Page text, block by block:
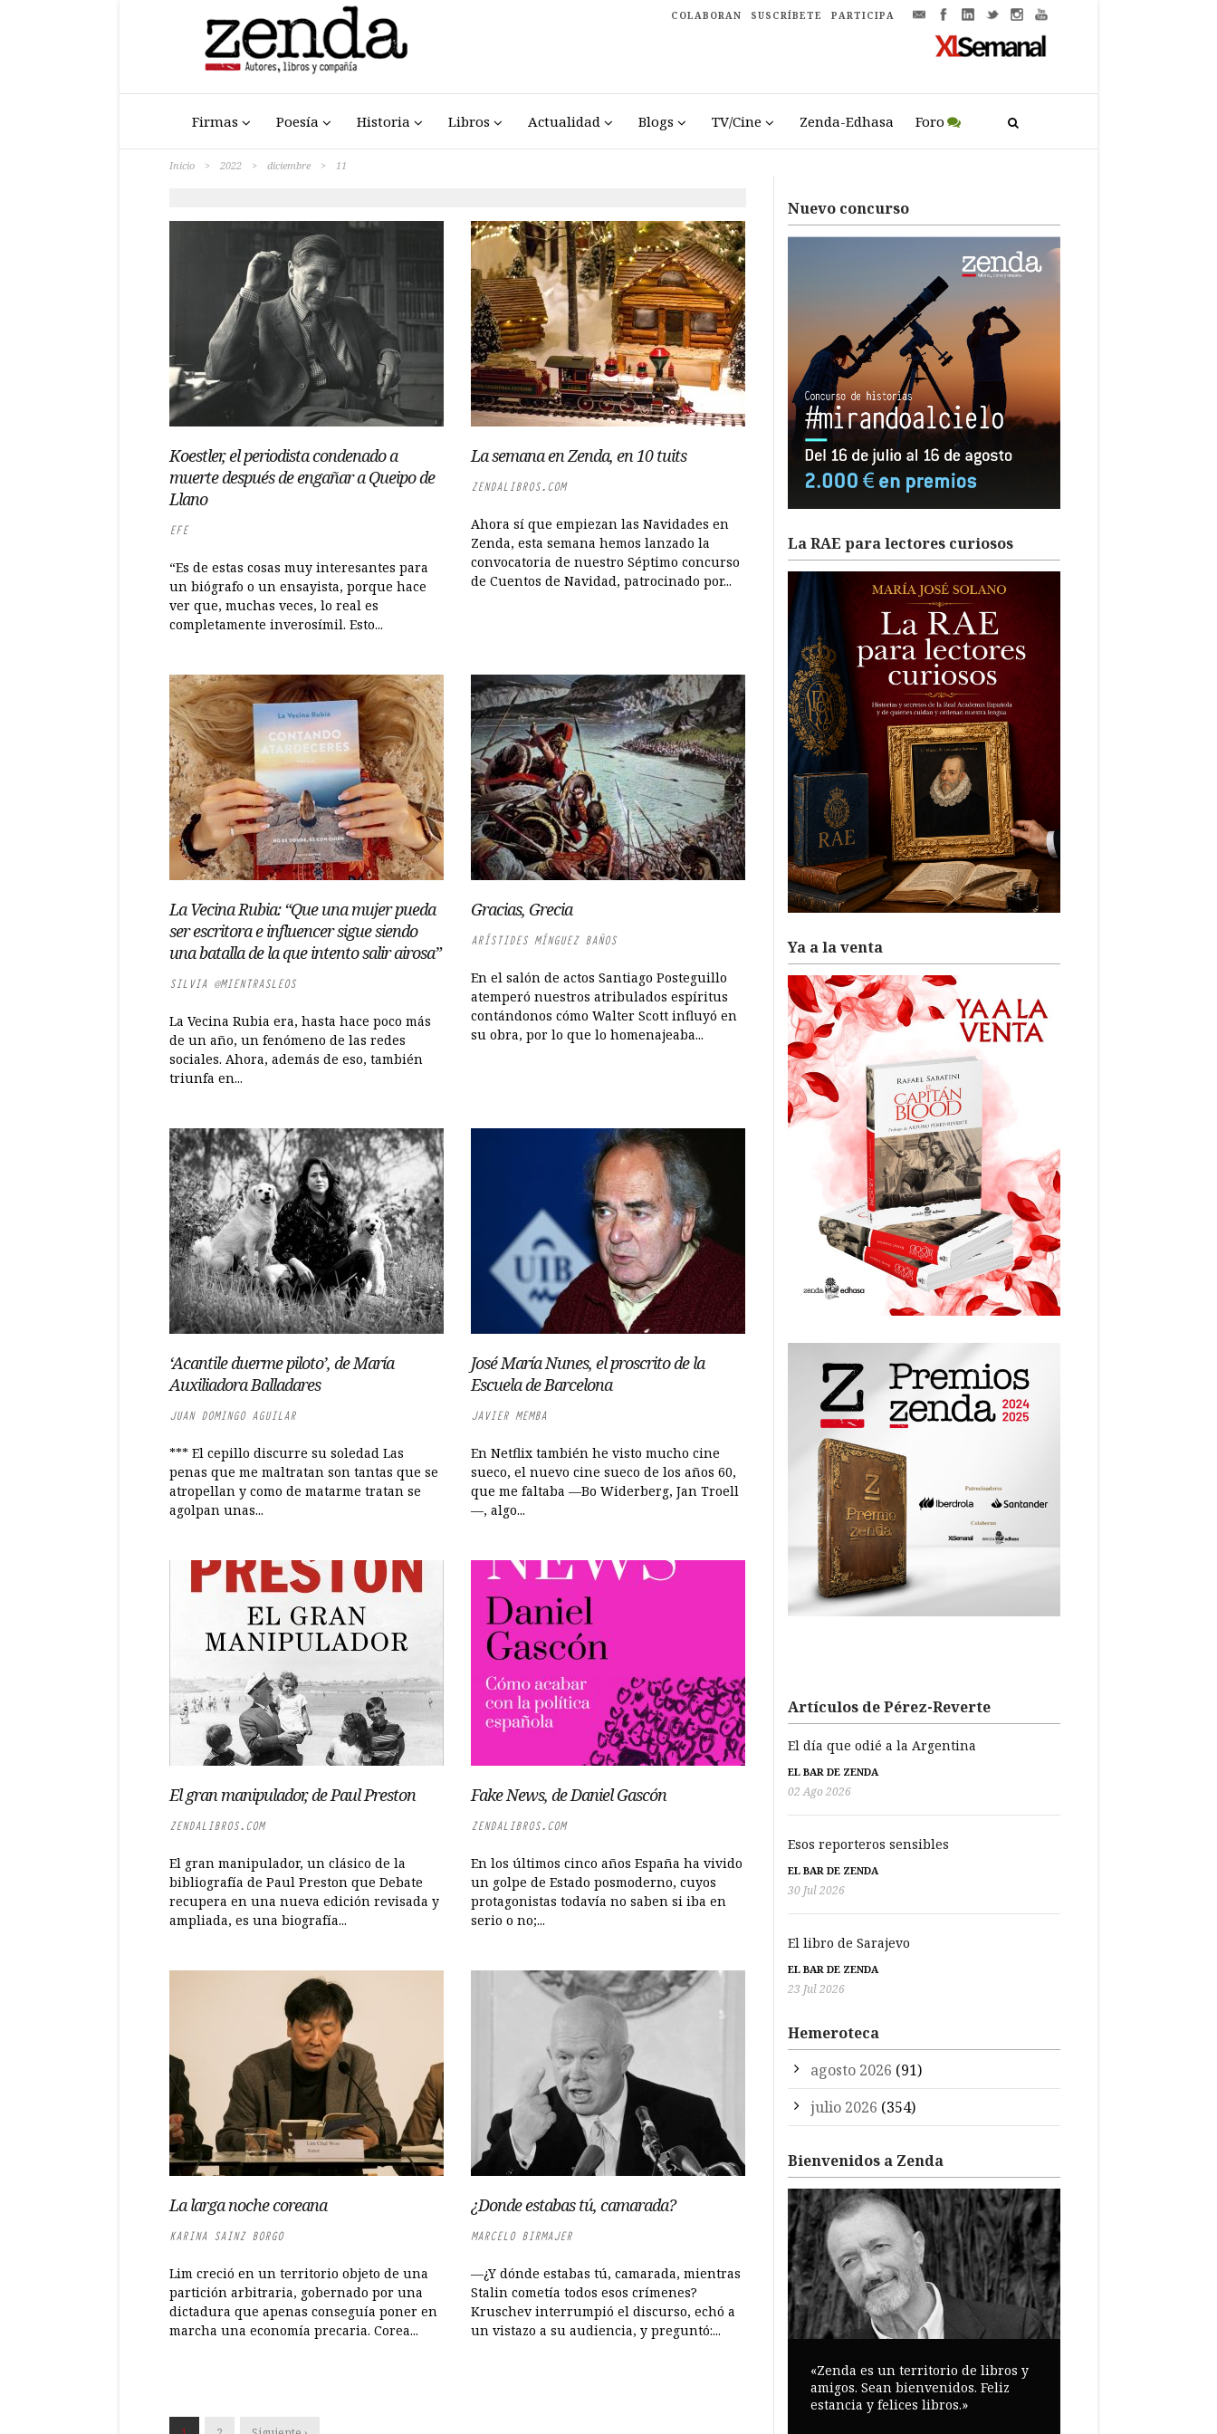
COLABORAN SUSCRÍBETE PARTICIPA
Firmas Poesía Historia Libros Actualidad Blogs TV/Cine Zenda-Edhasa Foro
Inicio > 2022 > diciembre > 11
Koestler, el periodista condenado a
muerte después de engañar a Queipo de
Llano
EFE
“Es de estas cosas muy interesantes para
un biógrafo o un ensayista, porque hace
ver que, muchas veces, lo real es
completamente inverosímil. Esto...
La semana en Zenda, en 10 tuits
ZENDALIBROS.COM
Ahora sí que empiezan las Navidades en
Zenda, esta semana hemos lanzado la
convocatoria de nuestro Séptimo concurso
de Cuentos de Navidad, patrocinado por...
La Vecina Rubia: “Que una mujer pueda
ser escritora e influencer sigue siendo
una batalla de la que intento salir airosa”
SILVIA @MIENTRASLEOS
La Vecina Rubia era, hasta hace poco más
de un año, un fenómeno de las redes
sociales. Ahora, además de eso, también
triunfa en...
Gracias, Grecia
ARÍSTIDES MÍNGUEZ BAÑOS
En el salón de actos Santiago Posteguillo
atemperó nuestros atribulados espíritus
contándonos cómo Walter Scott influyó en
su obra, por lo que lo homenajeaba...
‘Acantile duerme piloto’, de María
Auxiliadora Balladares
JUAN DOMINGO AGUILAR
*** El cepillo discurre su soledad Las
penas que me maltratan son tantas que se
atropellan y como de matarme tratan se
agolpan unas...
José María Nunes, el proscrito de la
Escuela de Barcelona
JAVIER MEMBA
En Netflix también he visto mucho cine
sueco, el nuevo cine sueco de los años 60,
que me faltaba —Bo Widerberg, Jan Troell
—, algo...
El gran manipulador, de Paul Preston
ZENDALIBROS.COM
El gran manipulador, un clásico de la
bibliografía de Paul Preston que Debate
recupera en una nueva edición revisada y
ampliada, es una biografía...
Fake News, de Daniel Gascón
ZENDALIBROS.COM
En los últimos cinco años España ha vivido
un golpe de Estado posmoderno, cuyos
protagonistas todavía no saben si iba en
serio o no;...
La larga noche coreana
KARINA SAINZ BORGO
Lim creció en un territorio objeto de una
partición arbitraria, gobernado por una
dictadura que apenas conseguía poner en
marcha una economía precaria. Corea...
¿Donde estabas tú, camarada?
MARCELO BIRMAJER
—¿Y dónde estabas tú, camarada, mientras
Stalin cometía todos esos crímenes?
Kruschev interrumpió el discurso, echó a
un vistazo a su audiencia, y preguntó:...
Nuevo concurso
La RAE para lectores curiosos
Ya a la venta
Artículos de Pérez-Reverte
El día que odié a la Argentina
EL BAR DE ZENDA
02 Ago 2026
Esos reporteros sensibles
EL BAR DE ZENDA
30 Jul 2026
El libro de Sarajevo
EL BAR DE ZENDA
23 Jul 2026
Hemeroteca
agosto 2026 (91)
julio 2026 (354)
Bienvenidos a Zenda
«Zenda es un territorio de libros y
amigos. Sean bienvenidos. Feliz
estancia y felices libros.»